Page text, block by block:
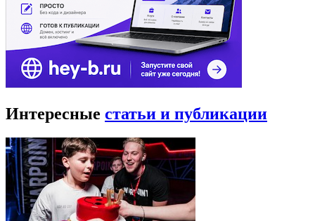
Интересные статьи и публикации